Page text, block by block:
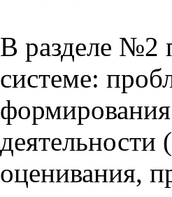
В разделе №2
системе:
деятельности
оценивания,